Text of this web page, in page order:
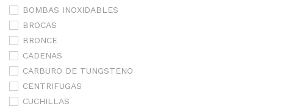
BOMBAS INOXIDABLES
BROCAS
BRONCE
CADENAS
CARBURO DE TUNGSTENO
CENTRIFUGAS
CUCHILLAS